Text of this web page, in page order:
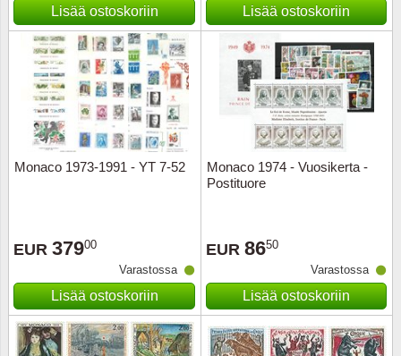
Lisää ostoskoriin Lisää ostoskoriin
Monaco 1973-1991 - YT 7-52
EUR 37900
Varastossa
Lisää ostoskoriin
Monaco 1974 - Vuosikerta -
Postituore
EUR 8650
Varastossa
Lisää ostoskoriin
Puola
San